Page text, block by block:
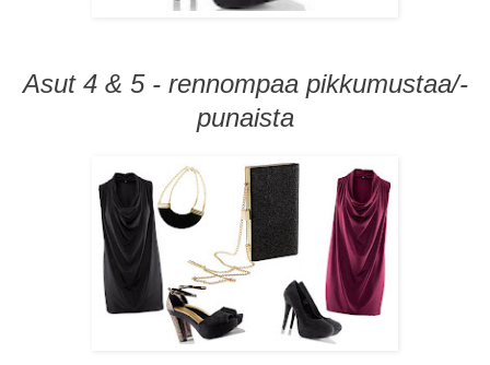
Asut 4 & 5 - rennompaa pikkumustaa/-
punaista